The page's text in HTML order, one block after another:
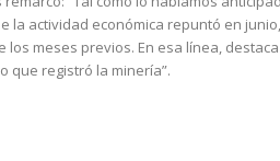
la actividad económica repuntó en
los meses previos. En esa línea,
que registró la minería”.